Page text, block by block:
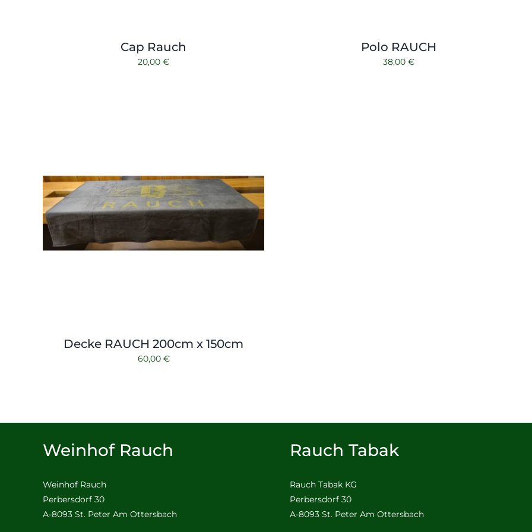
Cap Rauch
20,00€
Polo RAUCH
38,00€
Decke RAUCH 200cm x 150cm
60,00 €
Weinhof Rauch
Weinhof Rauch
Perbersdorf 30
A-8093 St. Peter Am Ottersbach
Rauch Tabak
Rauch Tabak KG
Perbersdorf 30
A-8093 St. Peter Am Ottersbach